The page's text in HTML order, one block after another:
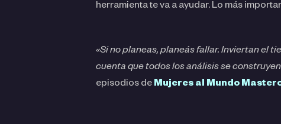
herramienta te va a ayudar. Lo más
«Si no planeas, planeás fallar. Inviertan el
cuenta que todos los análisis se
episodios de Mujeres al Mundo